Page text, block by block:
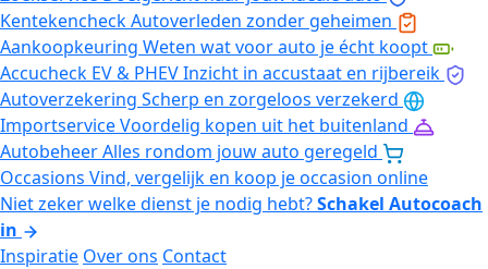
KentekencheckAutoverleden zonder geheimen
Aankoopkeuring Weten wat voor auto je écht koopt
Accucheck EV & PHEVInzicht in accustaat en rijbereik
Autoverzekering Scherp en zorgeloos verzekerd
ImportserviceVoordelig kopen uit het buitenland
AutobeheerAlles rondom jouw auto geregeld
Occasions Vind, vergelijk en koop je occasion online
Niet zeker welke dienst je nodig hebt?Schakel Autocoach
in
Inspiratie Over ons Contact